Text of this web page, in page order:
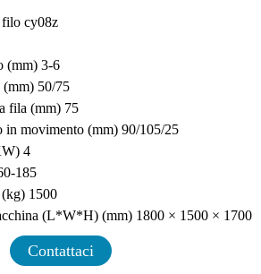
cy08z
(mm) 3-6
(mm) 50/75
fila (mm) 75
in movimento (mm) 90/105/25
4
185
(kg) 1500
(L*W*H) (mm) 1800 × 1500 × 1700
Contattaci